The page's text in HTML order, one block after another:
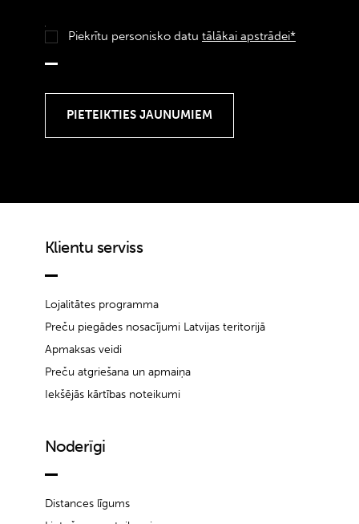
Piekrītu personisko datu tālākai apstrādei*
Klientu serviss
Lojalitātes programma
Preču piegādes nosacījumi Latvijas teritorijā
Apmaksas veidi
Preču atgriešana un apmaiņa
Iekšējās kārtības noteikumi
Noderīgi
Distances līgums